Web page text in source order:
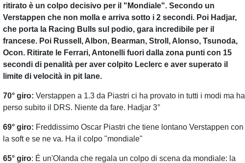
ritirato è un colpo decisivo per il "Mondiale". Secondo un
Verstappen che non molla e arriva sotto i 2 secondi. Poi Hadjar,
che porta la Racing Bulls sul podio, gara incredibile per il
francese. Poi Russell, Albon, Bearman, Stroll, Alonso, Tsunoda,
Ocon. Ritirate le Ferrari, Antonelli fuori dalla zona punti con 15
secondi di penalità per aver colpito Leclerc e aver superato il
limite di velocità in pit lane.
70° giro: Verstappen a 1.3 da Piastri ci ha provato in tutti i modi ma ha
perso subito il DRS. Niente da fare. Hadjar 3°
69° giro: Freddissimo Oscar Piastri che tiene lontano Verstappen con
la soft e se ne va. Ha il colpo "mondiale"
65° giro: É un'Olanda che regala un colpo di scena da mondiale: la